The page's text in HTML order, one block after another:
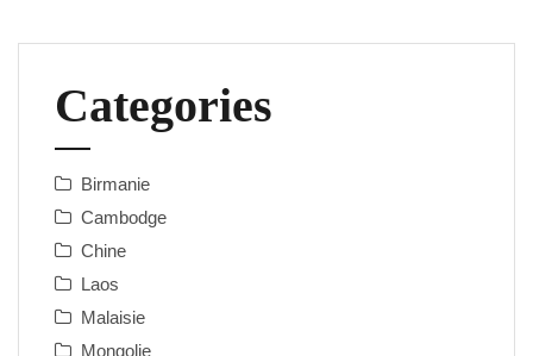
Categories
Birmanie
Cambodge
Chine
Laos
Malaisie
Mongolie